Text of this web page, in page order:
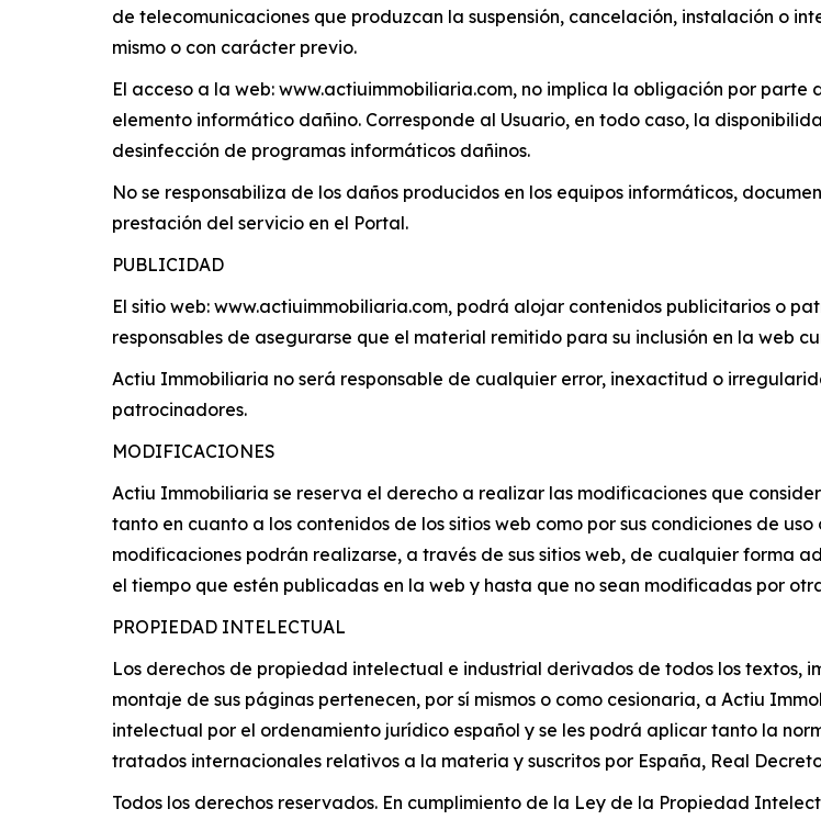
de telecomunicaciones que produzcan la suspensión, cancelación, instalación o
mismo o con carácter previo.
El acceso a la web: www.actiuimmobiliaria.com, no implica la obligación por
elemento informático dañino. Corresponde al Usuario, en todo caso, la
desinfección de programas informáticos dañinos.
No se responsabiliza de los daños producidos en los equipos informáticos,
prestación del servicio en el Portal.
PUBLICIDAD
El sitio web: www.actiuimmobiliaria.com, podrá alojar contenidos publicitarios o
responsables de asegurarse que el material remitido para su inclusión en la web
Actiu Immobiliaria no será responsable de cualquier error, inexactitud o
patrocinadores.
MODIFICACIONES
Actiu Immobiliaria se reserva el derecho a realizar las modificaciones que
tanto en cuanto a los contenidos de los sitios web como por sus condiciones de
modificaciones podrán realizarse, a través de sus sitios web, de cualquier forma
el tiempo que estén publicadas en la web y hasta que no sean modificadas por
PROPIEDAD INTELECTUAL
Los derechos de propiedad intelectual e industrial derivados de todos los textos,
montaje de sus páginas pertenecen, por sí mismos o como cesionaria, a Actiu
intelectual por el ordenamiento jurídico español y se les podrá aplicar tanto la
tratados internacionales relativos a la materia y suscritos por España, Real
Todos los derechos reservados. En cumplimiento de la Ley de la Propiedad